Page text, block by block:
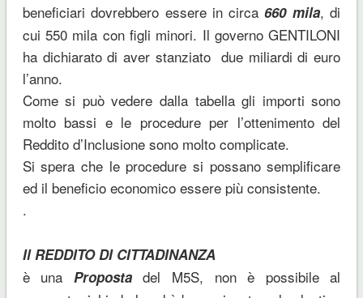
beneficiari dovrebbero essere in circa660 mila, di
cui 550 mila con figli minori. Il governo GENTILONI
ha dichiarato di aver stanziato due miliardi di euro
l’anno.
Come si può vedere dalla tabella gli importi sono
molto bassi e le procedure per l’ottenimento del
Reddito d’Inclusione sono molto complicate.
Si spera che le procedure si possano semplificare
ed il beneficio economico essere più consistente.
.
Il REDDITO DI CITTADINANZA
è una Propostadel M5S, non è possibile al